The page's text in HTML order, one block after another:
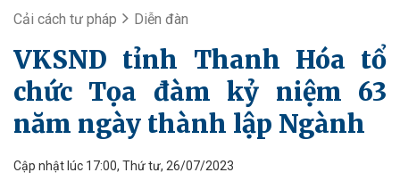
Cải cách tư pháp Diễn đàn
VKSND tỉnh Thanh Hóa tổ
chức Tọa đàm kỷ niệm 63
năm ngày thành lập Ngành
Cập nhật lúc 17:00, Thứ tư, 26/07/2023